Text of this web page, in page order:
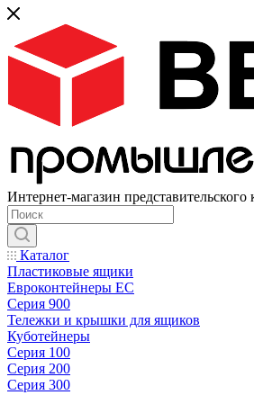
Интернет-магазин представительского
Каталог
Пластиковые ящики
Евроконтейнеры ЕС
Серия 900
Тележки и крышки для ящиков
Куботейнеры
Серия 100
Серия 200
Серия 300